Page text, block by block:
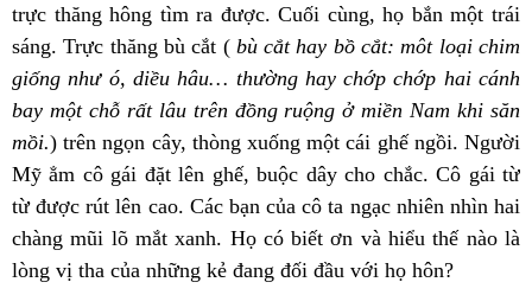
trực thăng hông tìm ra được. Cuối cùng, họ bắn một trái
sáng. Trực thăng bù cắt ( bù cắt hay bồ cắt: môt loại chim
giống như ó, diều hâu… thường hay chớp chớp hai cánh
bay một chỗ rất lâu trên đồng ruộng ở miền Nam khi săn
mồi.) trên ngọn cây, thòng xuống một cái ghế ngồi. Người
Mỹ ẳm cô gái đặt lên ghế, buộc dây cho chắc. Cô gái từ
từ được rút lên cao. Các bạn của cô ta ngạc nhiên nhìn hai
chàng mũi lõ mắt xanh. Họ có biết ơn và hiểu thế nào là
lòng vị tha của những kẻ đang đối đầu với họ hôn?